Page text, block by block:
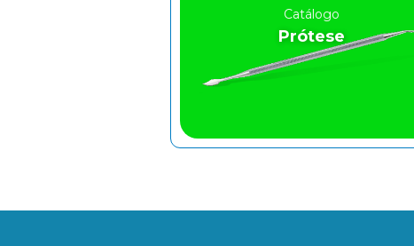
Catálogo
Prótese